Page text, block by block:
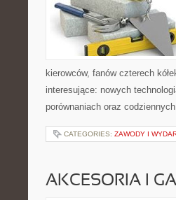
kierowców, fanów czterech
interesujące: nowych
porównaniach oraz
CATEGORIES: ZAWODY I
AKCESORIA I